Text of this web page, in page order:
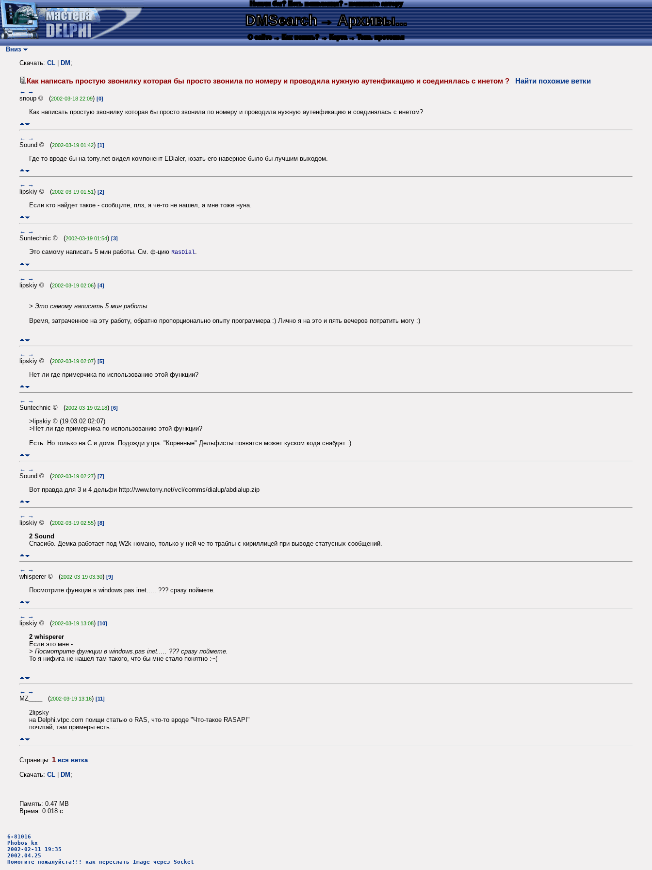
Нашли баг? Есть пожелания? - напишите автору
DMSearch→ Архивы...
О сайте → Как искать? → Карта → Текс. протокол
Вниз
Скачать: CL DM ;
Как написать простую звонилку которая бы просто звонила по номеру и проводила нужную аутенфикацию и соединялась с инетом ? Найти похожие ветки
← →
snoup © (2002-03-18 22:09) [0]
Как написать простую звонилку которая бы просто звонила по номеру и проводила нужную аутенфикацию и соединялась с инетом?
← →
Sound © (2002-03-19 01:42) [1]
Где-то вроде бы на torry.net видел компонент EDialer, юзать его наверное было бы лучшим выходом.
← →
lipskiy © (2002-03-19 01:51) [2]
Если кто найдет такое - сообщите, плз, я че-то не нашел, а мне тоже нуна.
← →
Suntechnic © (2002-03-19 01:54) [3]
Это самому написать 5 мин работы. См. ф-цию RasDial.
← →
lipskiy © (2002-03-19 02:06) [4]
> Это самому написать 5 мин работы
Время, затраченное на эту работу, обратно пропорционально опыту программера :) Лично я на это и пять вечеров потратить могу :)
← →
lipskiy © (2002-03-19 02:07) [5]
Нет ли где примерчика по использованию этой функции?
← →
Suntechnic © (2002-03-19 02:18) [6]
>lipskiy © (19.03.02 02:07)
>Нет ли где примерчика по использованию этой функции?
Есть. Но только на C и дома. Подожди утра. "Коренные" Дельфисты появятся может куском кода снабдят :)
← →
Sound © (2002-03-19 02:27) [7]
Вот правда для 3 и 4 дельфи http://www.torry.net/vcl/comms/dialup/abdialup.zip
← →
lipskiy © (2002-03-19 02:55) [8]
2 Sound
Спасибо. Демка работает под W2k номано, только у ней че-то траблы с кириллицей при выводе статусных сообщений.
← →
whisperer © (2002-03-19 03:30) [9]
Посмотрите функции в windows.pas inet..... ??? сразу поймете.
← →
lipskiy © (2002-03-19 13:08) [10]
2 whisperer
Если это мне -
> Посмотрите функции в windows.pas inet..... ??? сразу поймете.
То я нифига не нашел там такого, что бы мне стало понятно :~(
← →
MZ____ (2002-03-19 13:16) [11]
2lipsky
на Delphi.vtpc.com поищи статью о RAS, что-то вроде "Что-такое RASAPI"
почитай, там примеры есть....
Страницы: 1 вся ветка
Скачать: CL DM ;
Память: 0.47 MB
Время: 0.018 c
6-81016
Phobos_kx
2002-02-11 19:35
2002.04.25
Помогите пожалуйста!!! как переслать Image через Socket